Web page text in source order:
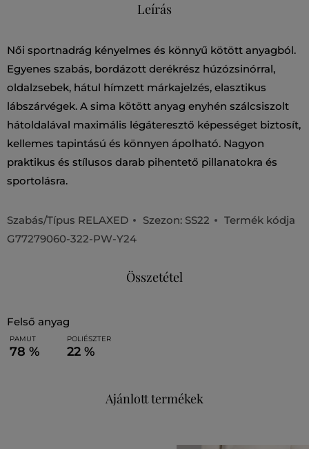
Leírás
Női sportnadrág kényelmes és könnyű kötött anyagból.
Egyenes szabás, bordázott derékrész húzózsinórral,
oldalzsebek, hátul hímzett márkajelzés, elasztikus
lábszárvégek. A sima kötött anyag enyhén szálcsiszolt
hátoldalával maximális légáteresztő képességet biztosít,
kellemes tapintású és könnyen ápolható. Nagyon
praktikus és stílusos darab pihentető pillanatokra és
sportolásra.
Szabás/Típus RELAXED Szezon: SS22
Termék kódja
G77279060-322-PW-Y24
Összetétel
felső anyag
PAMUT
78 %
POLIÉSZTER
22 %
Ajánlott termékek